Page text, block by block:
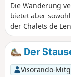
Die Wanderung
bietet aber
der Chalets de
halbtägigen Ausflug an
in einem
in denDer
Visorando-